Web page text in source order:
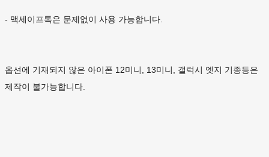
- 맥세이프톡은 문제없이 사용 가능합니다.
옵션에 기재되지 않은 아이폰 12미니, 13미니, 갤럭시 엣지 기종등은
제작이 불가능합니다.